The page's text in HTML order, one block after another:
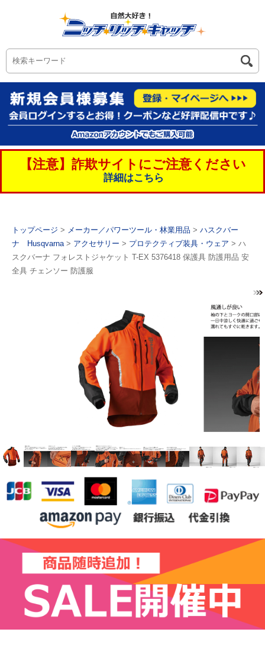
【注意】詐欺サイトにご注意ください
詳細はこちら
トップページ > メーカー／パワーツール・林業用品 > ハスクバー
ナ Husqvarna> アクセサリー > プロテクティブ装具・ウェア > ハ
スクバーナ フォレストジャケット T-EX 5376418 保護具 防護用品 安
全具 チェンソー 防護服